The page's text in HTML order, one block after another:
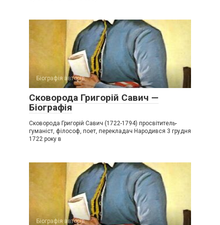
Біографія авторів
Сковорода Григорій Савич —
Біографія
Сковорода Григорій Савич (1722-1794) просвітитель-
гуманіст, філософ, поет, перекладач Народився 3 грудня
1722 року в
Біографія авторів